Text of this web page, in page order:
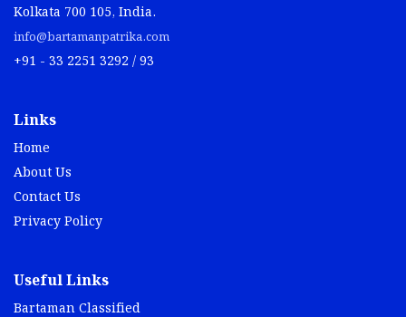
Kolkata 700 105, India.
info@bartamanpatrika.com
+91 - 33 2251 3292 / 93
Links
Home
About Us
Contact Us
Privacy Policy
Useful Links
Bartaman Classified